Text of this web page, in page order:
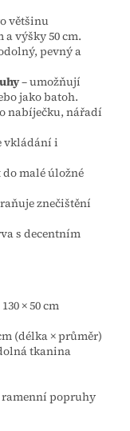
většinu
a výšky 50 cm.
pevný a
– umožňují
jako batoh.
nabíječku, nářadí
vkládání i
malé úložné
znečištění
s decentním
130 × 50 cm
(délka × průměr)
tkanina
popruhy